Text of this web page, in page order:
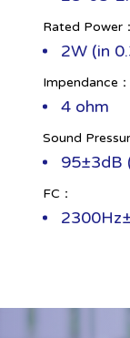
Rated Power：
2W (in
Impendance：
4 ohm
Sound
95±3dB
FC：